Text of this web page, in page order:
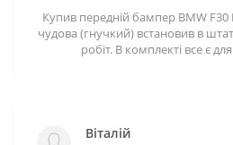
Купив передній бампер BMW F30
чудова (гнучкий) встановив в
робіт. В комплекті все є
Віталій